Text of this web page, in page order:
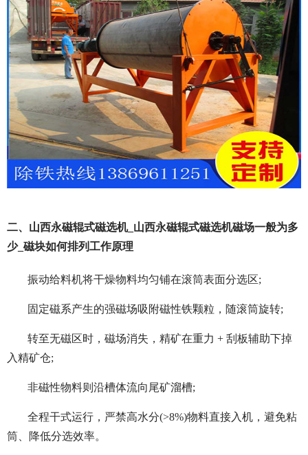
二、山西永磁辊式磁选机_山西永磁辊式磁选机磁场一般为多
少_磁块如何排列工作原理
振动给料机将干燥物料均匀铺在滚筒表面分选区;
固定磁系产生的强磁场吸附磁性铁颗粒，随滚筒旋转;
转至无磁区时，磁场消失，精矿在重力 + 刮板辅助下掉
入精矿仓;
非磁性物料则沿槽体流向尾矿溜槽;
全程干式运行，严禁高水分(>8%)物料直接入机，避免粘
筒、降低分选效率。